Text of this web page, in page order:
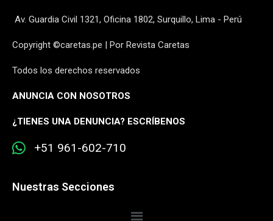
Av. Guardia Civil 1321, Oficina 1802, Surquillo, Lima - Perú
Copyright ©caretas.pe | Por Revista Caretas
Todos los derechos reservados
ANUNCIA CON NOSOTROS
¿TIENES UNA DENUNCIA? ESCRÍBENOS
+51 961-602-710
Nuestras Secciones